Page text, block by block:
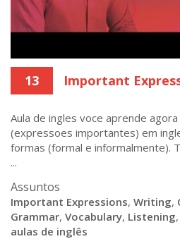
13 Important
Aula de ingles voce aprende
(expressoes importantes) em
formas (formal e informalmente).
...
Assuntos
Important Expressions, Writing,
Grammar, Vocabulary, Listening,
aulas de inglês